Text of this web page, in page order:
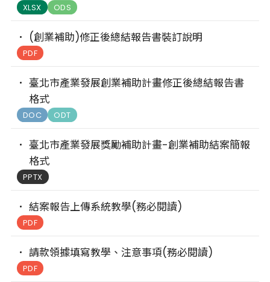
XLSX ODS
(創業補助)修正後總結報告書裝訂說明
PDF
臺北市產業發展創業補助計畫修正後總結報告書
格式
DOC ODT
臺北市產業發展獎勵補助計畫-創業補助結案簡報
格式
PPTX
結案報告上傳系統教學(務必閱讀)
PDF
請款領據填寫教學、注意事項(務必閱讀)
PDF